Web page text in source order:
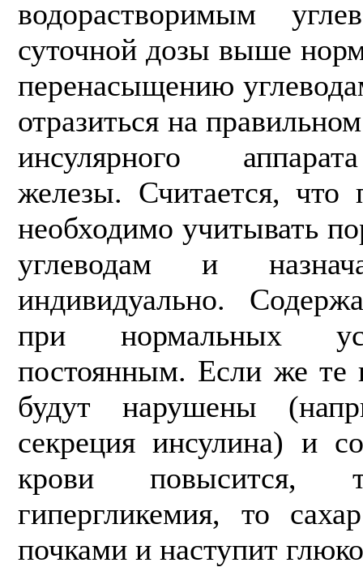
водорастворимым
суточной дозы выше
перенасыщению
отразиться на
инсулярного
железы. Считается, что
необходимо учиты­вать
углеводам и
индивидуально.
при нормальных
постоянным. Если же те
будут нарушены
секреция инсулина) и
крови повысится,
гипергликемия, то
почками и на­ступит